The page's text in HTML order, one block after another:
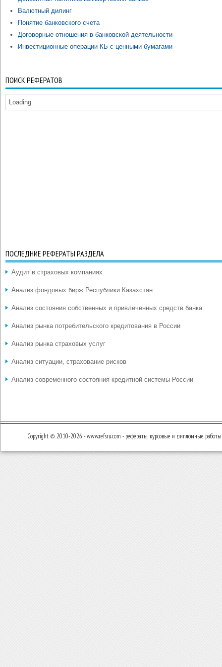
Валютный дилинг
Понятие банковского счета
Договорные отношения в банковской деятельности
Инвестиционные операции КБ с ценными бумагами
ПОИСК РЕФЕРАТОВ
Loading
ПОСЛЕДНИЕ РЕФЕРАТЫ РАЗДЕЛА
Аудит в страховых компаниях
Анализ фондовых бирж Республики Казахстан
Анализ состояния собственных и привлеченных средств банка
Анализ рынка потребительского кредитования в России
Анализ рынка страховых услуг
Анализ ситуации, страхование рисков
Анализ современного состояния кредитной системы России
Copyright © 2010-2026 - www.refsru.com - рефераты, курсовые и дипломные работы